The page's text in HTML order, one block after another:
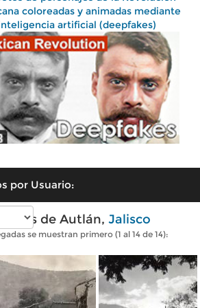
coloreadas y animadas mediante
artificial (deepfakes)
por Usuario:
de Autlán, Jalisco
se muestran primero (1 al 14 de 14):